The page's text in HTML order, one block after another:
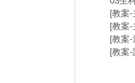
[教案
[教案
[教案-
[教案